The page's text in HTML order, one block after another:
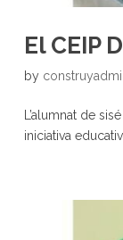
El CEIP
by
L’alumnat de
iniciativa